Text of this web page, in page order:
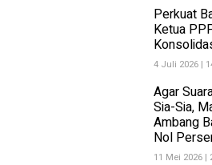
Perkuat
Ketua
4 Juli 2026 |
Agar
Sia-Sia,
Ambang
Nol
11 Mei 2026 |